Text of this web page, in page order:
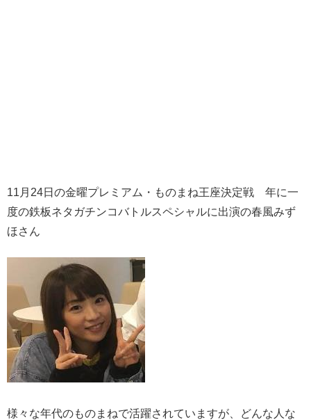
11月24日の金曜プレミアム・ものまね王座決定戦 年に一
度の鉄板ネタガチンコバトルスペシャルに出演の春風みず
ほさん
様々な年代のものまねで活躍されていますが、どんな人な